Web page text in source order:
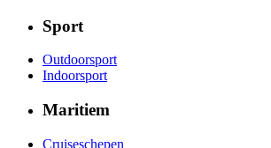
Sport
Outdoorsport
Indoorsport
Maritiem
Cruiseschepen